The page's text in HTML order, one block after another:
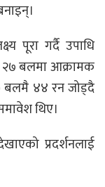
पूरा गर्दै उपाधि
बलमा आक्रामक
बलमै ४४ रन जोड्दै
थिए।
प्रदर्शनलाई